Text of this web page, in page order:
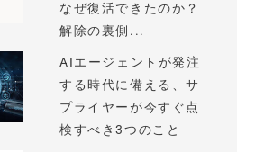
なぜ復活できたのか？
解除の裏側...
AIエージェントが発注
する時代に備える、サ
プライヤーが今すぐ点
検すべき3つのこと